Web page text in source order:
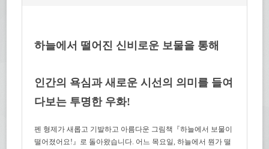
하늘에서 떨어진 신비로운 보물을 통해
인간의 욕심과 새로운 시선의 의미를 들여
다보는 투명한 우화!
펜 형제가 새롭고 기발하고 아름다운 그림책『하늘에서 보물이
떨어졌어요!』로 돌아왔습니다. 어느 목요일, 하늘에서 뭔가 떨